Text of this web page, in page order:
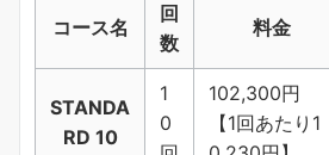
コース名
回
数
料金
STANDA
RD 10
1
0
102,300円
【1回あたり1